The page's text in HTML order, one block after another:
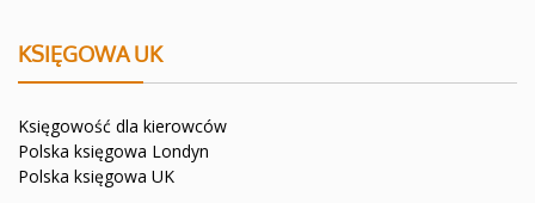
KSIĘGOWA UK
Księgowość dla kierowców
Polska księgowa Londyn
Polska księgowa UK